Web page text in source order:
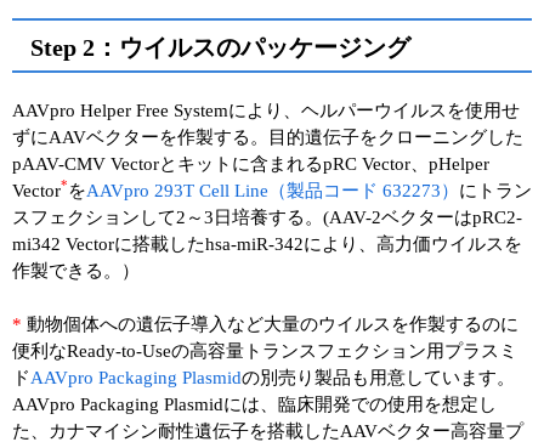
Step 2：ウイルスのパッケージング
AAVpro Helper Free Systemにより、ヘルパーウイルスを使用せ
ずにAAVベクターを作製する。目的遺伝子をクローニングした
pAAV-CMV Vectorとキットに含まれるpRC Vector、pHelper
Vector* をAAVpro 293T Cell Line（製品コード 632273） にトラン
スフェクションして2～3日培養する。(AAV-2ベクターはpRC2-
mi342 Vectorに搭載したhsa-miR-342により、高力価ウイルスを
作製できる。）
* 動物個体への遺伝子導入など大量のウイルスを作製するのに
便利なReady-to-Useの高容量トランスフェクション用プラスミ
ドAAVpro Packaging Plasmidの別売り製品も用意しています。
AAVpro Packaging Plasmidには、臨床開発での使用を想定し
た、カナマイシン耐性遺伝子を搭載したAAVベクター高容量プ